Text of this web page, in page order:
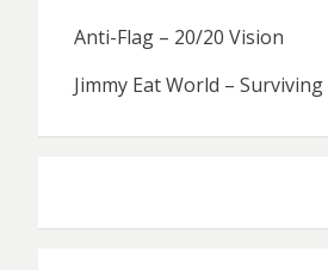
Anti-Flag – 20/20 Vision
Jimmy Eat World – Surviving